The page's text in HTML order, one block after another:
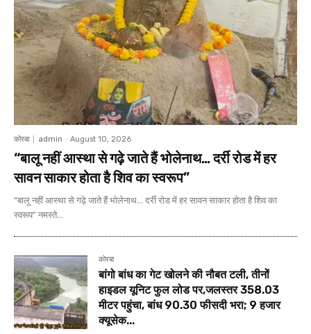
कोरबा admin - August 10, 2026
“बालू नहीं आस्था से गढ़े जाते हैं भोलेनाथ… दर्री रोड में हर
सावन साकार होता है शिव का स्वरूप”
“बालू नहीं आस्था से गढ़े जाते हैं भोलेनाथ... दर्री रोड में हर सावन साकार होता है शिव का
स्वरूप” नमस्ते...
कोरबा
बांगो बांध का गेट खोलने की नौबत टली, तीनों
हाइडल यूनिट फुल लोड पर,जलस्तर 358.03
मीटर पहुंचा, बांध 90.30 फीसदी भरा; 9 हजार
क्यूसेक...